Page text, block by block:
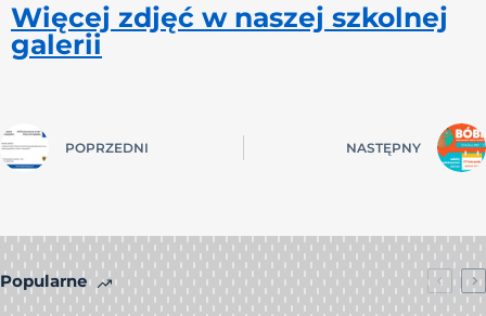
Więcej zdjęć w naszej szkolnej
galerii
POPRZEDNI NASTĘPNY
Popularne